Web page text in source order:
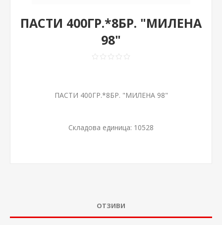
ПАСТИ 400ГР.*8БР. "МИЛЕНА
98"
ПАСТИ 400ГР.*8БР. "МИЛЕНА 98"
Складова единица: 10528
ОТЗИВИ